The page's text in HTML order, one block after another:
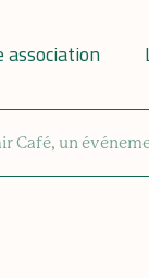
association